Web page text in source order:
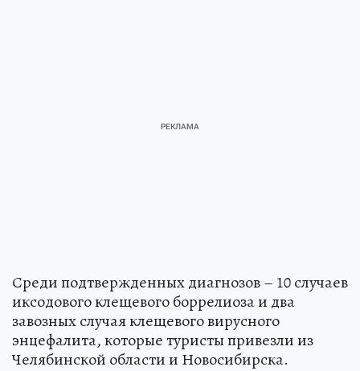
Среди подтвержденных диагнозов – 10 случаев
иксодового клещевого боррелиоза и два
завозных случая клещевого вирусного
энцефалита, которые туристы привезли из
Челябинской области и Новосибирска.